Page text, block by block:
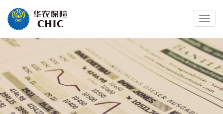
Toggle